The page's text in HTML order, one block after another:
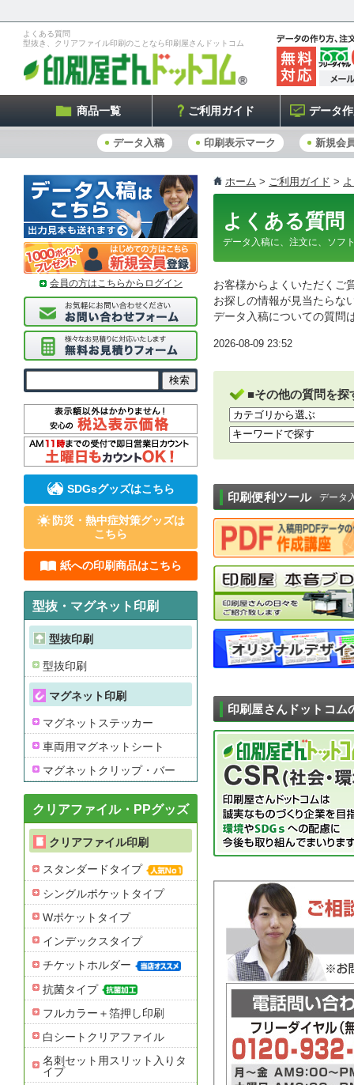
よくある質問
型抜き、クリアファイル印刷のことなら印刷屋さんドットコム
商品一覧 ご利用ガイド データ
データ入稿 印刷表示マーク 新規会
ホーム > ご利用ガイド >
よくある質問
データ入稿に、注文に、ソフ
お客様からよくいただくご
お探しの情報が見当たらな
データ入稿についての質問
2026-08-09 23:52
■その他の質問を探
印刷便利ツール データ
印刷屋さんドットコム
会員の方はこちらからログイン
SDGsグッズはこちら
防災・熱中症対策グッズは
こちら
紙への印刷商品はこちら
型抜・マグネット印刷
型抜印刷
型抜印刷
マグネット印刷
マグネットステッカー
車両用マグネットシート
マグネットクリップ・バー
クリアファイル・PPグッズ
クリアファイル印刷
スタンダードタイプ
シングルポケットタイプ
Wポケットタイプ
インデックスタイプ
チケットホルダー
抗菌タイプ
フルカラー＋箔押し印刷
白シートクリアファイル
名刺セット用スリット入りタ
イプ